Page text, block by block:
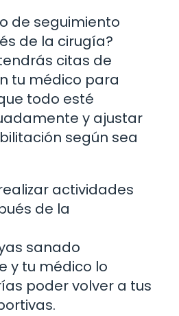
de seguimiento
de la cirugía?
citas de
tu médico para
todo esté
y ajustar
según sea
actividades
de la
sanado
y tu médico lo
poder volver a tus